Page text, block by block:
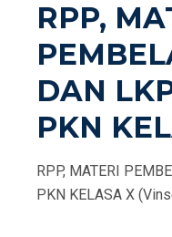
O
N
RPP,
DAN
PKN
RPP, MATERI
PKN KELASA X